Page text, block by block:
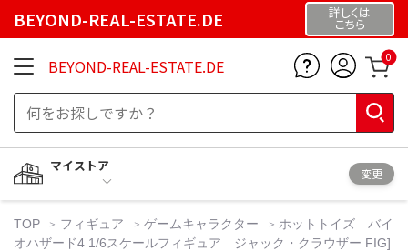
BEYOND-REAL-ESTATE.DE 詳しくは
こちら
BEYOND-REAL-ESTATE.DE 0
マイストア
変更
TOP フィギュア ゲームキャラクター
ホットトイズ バイ
オハザード4 1/6スケールフィギュア ジャック・クラウザー FIG]